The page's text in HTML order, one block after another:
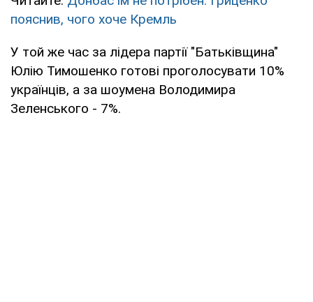
пояснив, чого хоче Кремль
У той же час за лідера партії "Батьківщина"
Юлію Тимошенко готові проголосувати 10%
українців, а за шоумена Володимира
Зеленського - 7%.